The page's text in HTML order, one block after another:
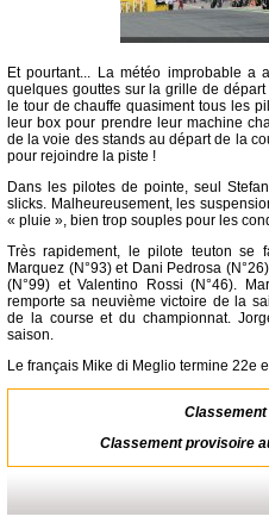
Et pourtant... La météo improbable a
quelques gouttes sur la grille de
le tour de chauffe quasiment tous les
leur box pour prendre leur machine
de la voie des stands au départ de la
pour rejoindre la piste !
Dans les pilotes de pointe, seul
slicks. Malheureusement, les
« pluie », bien trop souples pour les
Très rapidement, le pilote teuton se
Marquez (N°93) et Dani Pedrosa
(N°99) et Valentino Rossi (N°46).
remporte sa neuvième victoire de la
de la course et du championnat.
saison.
Le français Mike di Meglio termine 22e
Classement provisoire